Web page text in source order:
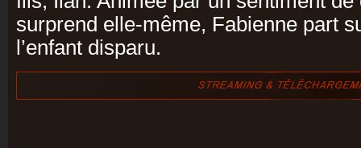
surprend elle-même, Fabienne part
l’enfant disparu.